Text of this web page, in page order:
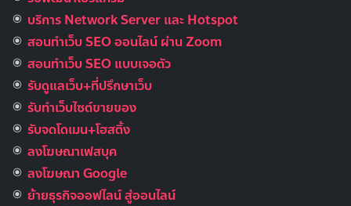
บริการ Network Server และ Hotspot
สอนทำเว็บ SEO ออนไลน์ ผ่าน Zoom
สอนทำเว็บ SEO แบบเจอตัว
รับดูแลเว็บ+ที่ปรึกษาเว็บ
รับทําเว็บไซต์ขายของ
รับจดโดเมน+โฮสติ้ง
ลงโฆษณาเฟสบุค
ลงโฆษณา Google
ย้ายธุรกิจออฟไลน์ สู่ออนไลน์